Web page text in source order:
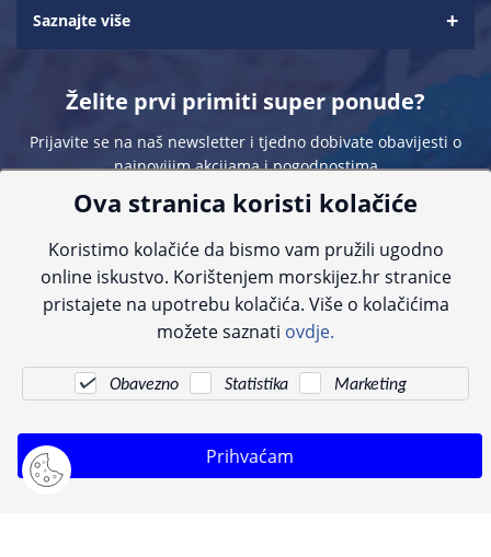
Saznajte više
Želite prvi primiti super ponude?
Prijavite se na naš newsletter i tjedno dobivate obavijesti o
najnovijim akcijama i pogodnostima
Sve navedene cijene sadrže PDV. Pokušavamo osigurati što preciznije
informacije, ali zbog tehnoloških ograničenja ne možemo garantirati potpunu
kontaktirajte nas putem telefona:+385 23 231 761ili e-maila:info@morskijez.hr
Ova stranica koristi kolačiće
Koristimo kolačiće da bismo vam pružili ugodno
online iskustvo. Korištenjem morskijez.hr stranice
pristajete na upotrebu kolačića. Više o kolačićima
možete saznati ovdje.
Obavezno Statistika Marketing
Prihvaćam